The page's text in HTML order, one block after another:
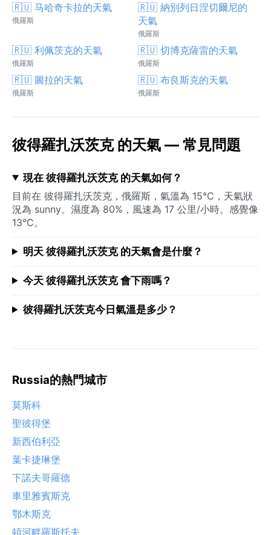
🇷🇺 马哈奇卡拉的天氣
俄羅斯
🇷🇺 納別列日涅切爾尼的
天氣
俄羅斯
🇷🇺 利佩茨克的天氣
俄羅斯
🇷🇺 切博克薩雷的天氣
俄羅斯
🇷🇺 圖拉的天氣
俄羅斯
🇷🇺 布良斯克的天氣
俄羅斯
彼得羅扎沃茨克 的天氣 — 常見問題
現在 彼得羅扎沃茨克 的天氣如何？
目前在 彼得羅扎沃茨克，俄羅斯，氣溫為 15°C，天氣狀
況為 sunny。濕度為 80%，風速為 17 公里/小時。感覺像
13°C。
明天 彼得羅扎沃茨克 的天氣會是什麼？
今天 彼得羅扎沃茨克 會下雨嗎？
彼得羅扎沃茨克今日氣溫是多少？
Russia的熱門城市
莫斯科
聖彼得堡
新西伯利亞
葉卡捷琳堡
下諾夫哥羅德
車里雅賓斯克
鄂木斯克
頓河畔羅斯托夫